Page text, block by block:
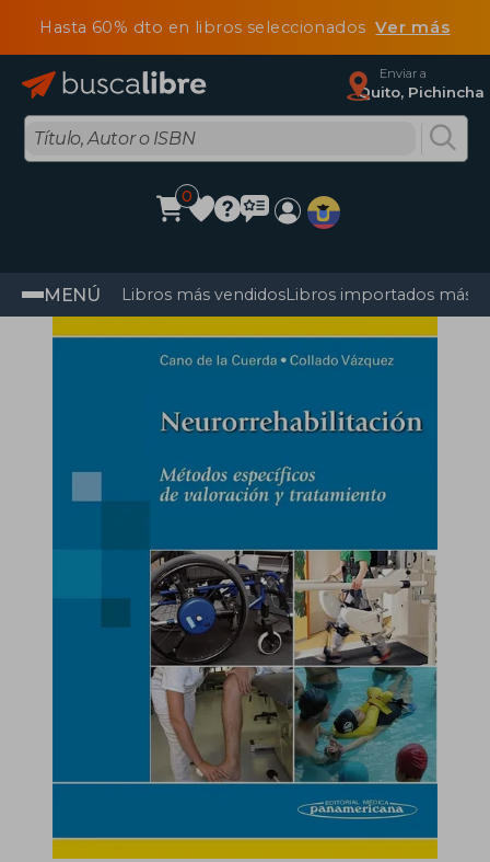
Hasta 60% dto en libros seleccionadosVer más
Enviar a
Quito, Pichincha
0
MENÚ Libros más vendidosLibros importados más